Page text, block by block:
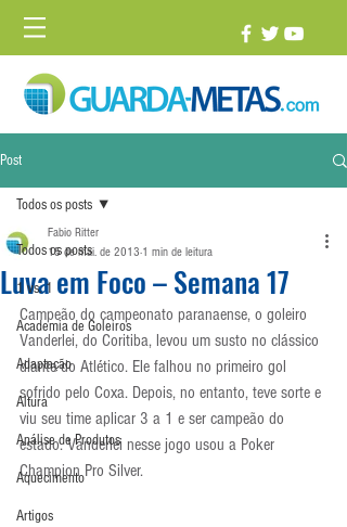
Post
Todos os posts
1 vs. 1
Academia de Goleiros
Adaptação
Altura
Análise de Produtos
Aquecimento
Artigos
Todos os posts
Luva em Foco – Semana 17
Fabio Ritter
15 de mai. de 2013 1 min de leitura
Campeão do campeonato paranaense, o goleiro
Vanderlei, do Coritiba, levou um susto no clássico
diante do Atlético. Ele falhou no primeiro gol
sofrido pelo Coxa. Depois, no entanto, teve sorte e
viu seu time aplicar 3 a 1 e ser campeão do
estado. Vanderlei nesse jogo usou a Poker
Champion Pro Silver.